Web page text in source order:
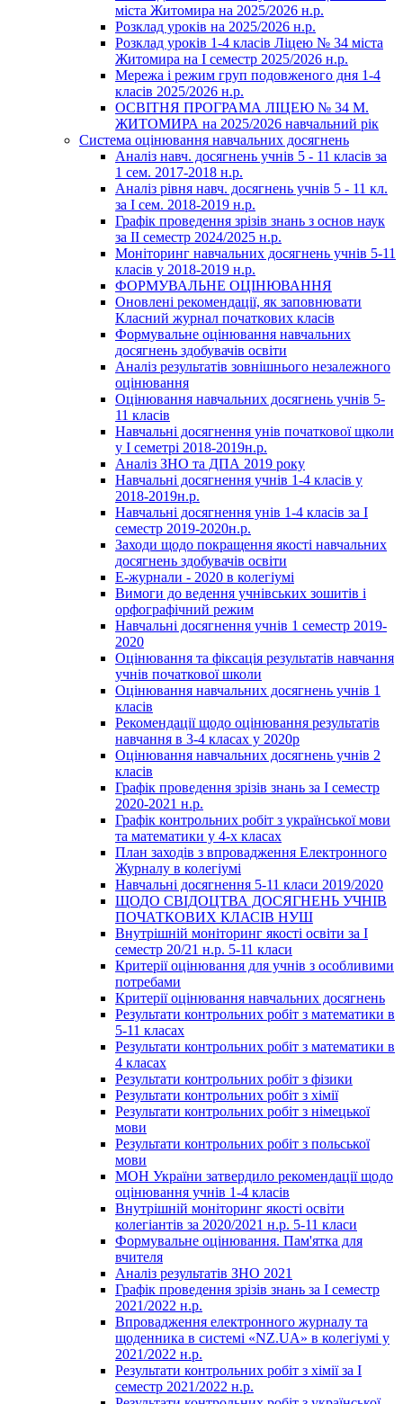
міста Житомира на 2025/2026 н.р.
Розклад уроків на 2025/2026 н.р.
Розклад уроків 1-4 класів Ліцею № 34 міста
Житомира на І семестр 2025/2026 н.р.
Мережа і режим груп подовженого дня 1-4
класів 2025/2026 н.р.
ОСВІТНЯ ПРОГРАМА ЛІЦЕЮ № 34 М.
ЖИТОМИРА на 2025/2026 навчальний рік
Система оцінювання навчальних досягнень
Аналіз навч. досягнень учнів 5 - 11 класів за
1 сем. 2017-2018 н.р.
Аналіз рівня навч. досягнень учнів 5 - 11 кл.
за І сем. 2018-2019 н.р.
Графік проведення зрізів знань з основ наук
за ІІ семестр 2024/2025 н.р.
Моніторинг навчальних досягнень учнів 5-11
класів у 2018-2019 н.р.
ФОРМУВАЛЬНЕ ОЦІНЮВАННЯ
Оновлені рекомендації, як заповнювати
Класний журнал початкових класів
Формувальне оцінювання навчальних
досягнень здобувачів освіти
Аналіз результатів зовнішнього незалежного
оцінювання
Оцінювання навчальних досягнень учнів 5-
11 класів
Навчальні досягнення унів початкової щколи
у І семетрі 2018-2019н.р.
Аналіз ЗНО та ДПА 2019 року
Навчальні досягнення учнів 1-4 класів у
2018-2019н.р.
Навчальні досягнення унів 1-4 класів за І
семестр 2019-2020н.р.
Заходи щодо покращення якості навчальних
досягнень здобувачів освіти
Е-журнали - 2020 в колегіумі
Вимоги до ведення учнівських зошитів і
орфографічний режим
Навчальні досягнення учнів 1 семестр 2019-
2020
Оцінювання та фіксація результатів навчання
учнів початкової школи
Оцінювання навчальних досягнень учнів 1
класів
Рекомендації щодо оцінювання результатів
навчання в 3-4 класах у 2020р
Оцінювання навчальних досягнень учнів 2
класів
Графік проведення зрізів знань за І семестр
2020-2021 н.р.
Графік контрольних робіт з української мови
та математики у 4-х класах
План заходів з впровадження Електронного
Журналу в колегіумі
Навчальні досягнення 5-11 класи 2019/2020
ЩОДО СВІДОЦТВА ДОСЯГНЕНЬ УЧНІВ
ПОЧАТКОВИХ КЛАСІВ НУШ
Внутрішній моніторинг якості освіти за І
семестр 20/21 н.р. 5-11 класи
Критерії оцінювання для учнів з особливими
потребами
Критерії оцінювання навчальних досягнень
Результати контрольних робіт з математики в
5-11 класах
Результати контрольних робіт з математики в
4 класах
Результати контрольних робіт з фізики
Результати контрольних робіт з хімії
Результати контрольних робіт з німецької
мови
Результати контрольних робіт з польської
мови
МОН України затвердило рекомендації щодо
оцінювання учнів 1-4 класів
Внутрішній моніторинг якості освіти
колегіантів за 2020/2021 н.р. 5-11 класи
Формувальне оцінювання. Пам'ятка для
вчителя
Аналіз результатів ЗНО 2021
Графік проведення зрізів знань за І семестр
2021/2022 н.р.
Впровадження електронного журналу та
щоденника в системі «NZ.UA» в колегіумі у
2021/2022 н.р.
Результати контрольних робіт з хімії за І
семестр 2021/2022 н.р.